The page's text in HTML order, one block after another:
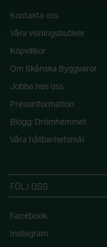
Kontakta oss
Våra visningsbutiker
Köpvillkor
Om Skånska Byggvaror
Jobba hos oss
Pressinformation
Blogg: Drömhemmet
Våra hållbarhetsmål
FÖLJ OSS
Facebook
Instagram